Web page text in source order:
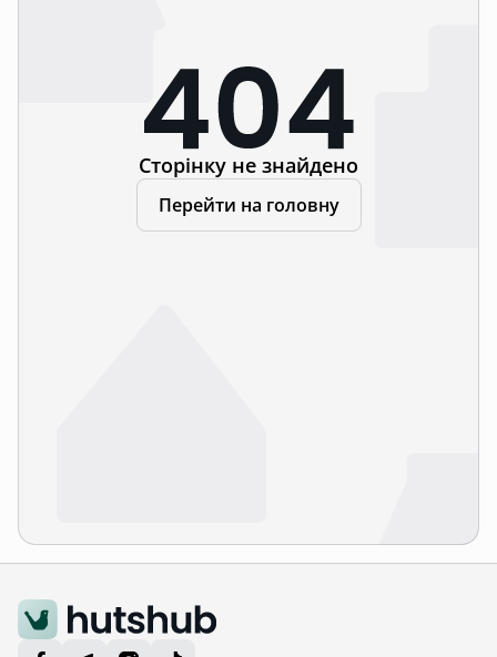
Сторінку не знайдено
Перейти на головну